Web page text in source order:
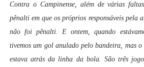
Contra o Campinense, além de várias
pênalti em que os próprios responsáveis pela
não foi pênalti. E ontem, quando
tivemos um gol anulado pelo bandeira, mas
estava atrás da linha da bola. São três